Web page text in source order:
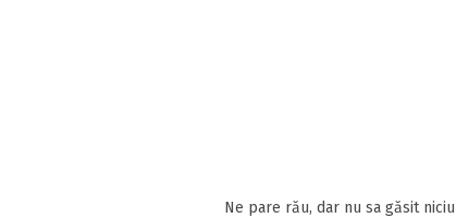
Ne pare rău, dar nu sa găsit